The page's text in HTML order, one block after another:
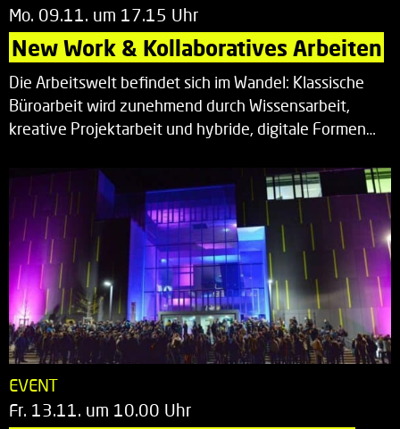
Mo. 09.11. um 17.15 Uhr
New Work & Kollaboratives Arbeiten
Die Arbeitswelt befindet sich im Wandel: Klassische
Büroarbeit wird zunehmend durch Wissensarbeit,
kreative Projektarbeit und hybride, digitale Formen…
EVENT
Fr. 13.11. um 10.00 Uhr